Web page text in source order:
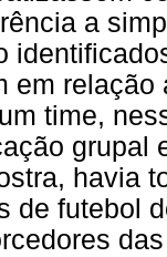
a
em
time,
grupal
havia
de futebol